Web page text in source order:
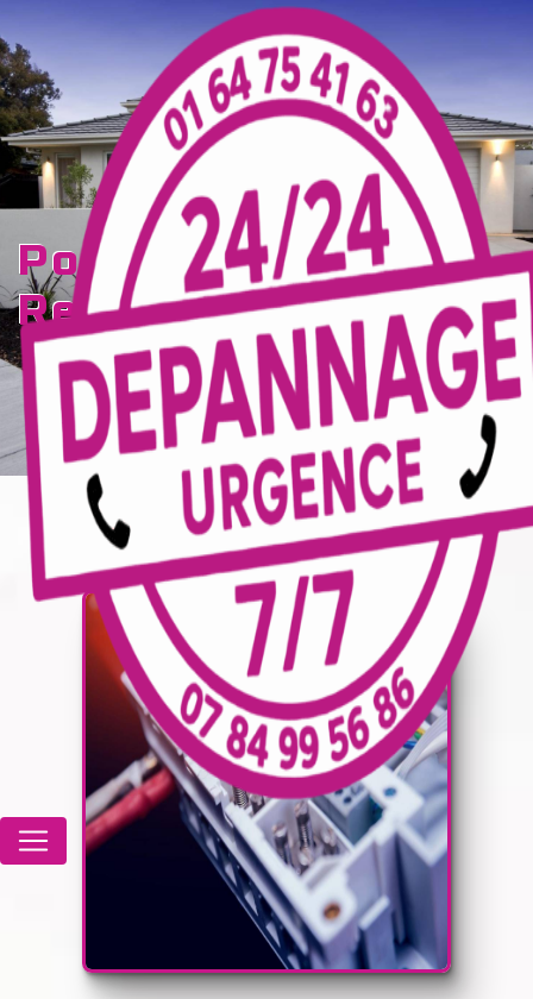
portail électrique
Reims
TECELEC
Panneau de gestion des cookies